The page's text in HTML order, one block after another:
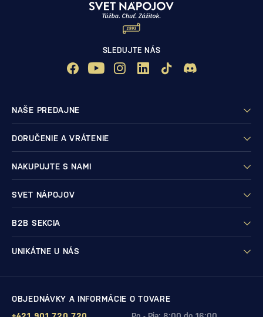
SLEDUJTE NÁS
NAŠE PREDAJNE
DORUČENIE A VRÁTENIE
NAKUPUJTE S NAMI
SVET NÁPOJOV
B2B SEKCIA
UNIKÁTNE U NÁS
OBJEDNÁVKY A INFORMÁCIE O TOVARE